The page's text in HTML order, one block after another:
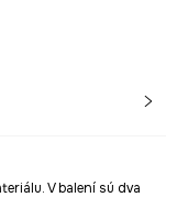
V balení sú dva